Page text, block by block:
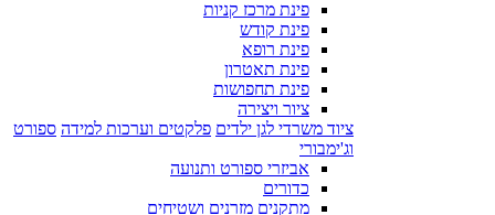
פינת מרכז קניות
פינת קודש
פינת רופא
פינת תאטרון
פינת תחפושות
ציור ויצירה
ציוד משרדי לגן ילדים פלקטים וערכות למידה ספורט
וג'ימבורי
אביזרי ספורט ותנועה
כדורים
מתקנים מזרנים ושטיחים